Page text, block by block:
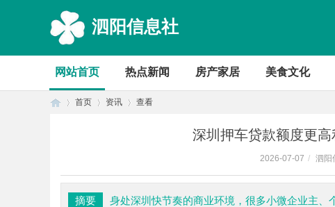
泗阳信息社
网站首页 热点新闻 房产家居 美食文化
首页 资讯 查看
深圳押车贷款额度更
2026-07-07 / 泗阳
摘要
身处深圳快节奏的商业环境，很多小微企业主